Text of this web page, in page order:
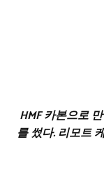
HMF 카본으로
를 썼다. 리모트